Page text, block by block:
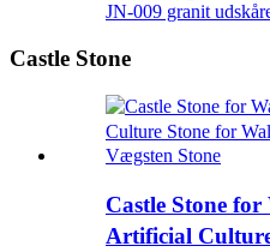
JN-009 granit
Castle Stone
Castle Stone
Artificial